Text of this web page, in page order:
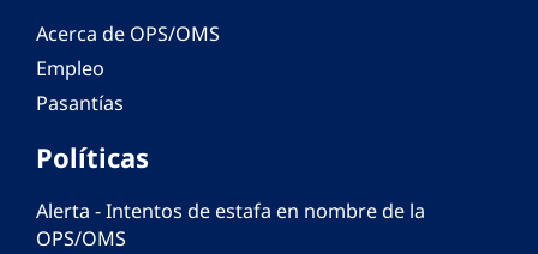
Acerca de OPS/OMS
Empleo
Pasantías
Políticas
Alerta - Intentos de estafa en nombre de la
OPS/OMS